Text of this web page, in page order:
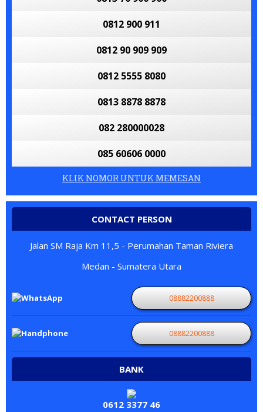
0812 900 911
0812 90 909 909
0812 5555 8080
0813 8878 8878
082 280000028
085 60606 0000
KLIK NOMOR UNTUK MEMESAN
CONTACT PERSON
Jalan SM Raja Km 11,5 - Perumahan Taman Riviera
Medan - Sumatera Utara
08882200888
08882200888
BANK
0612 3377 46